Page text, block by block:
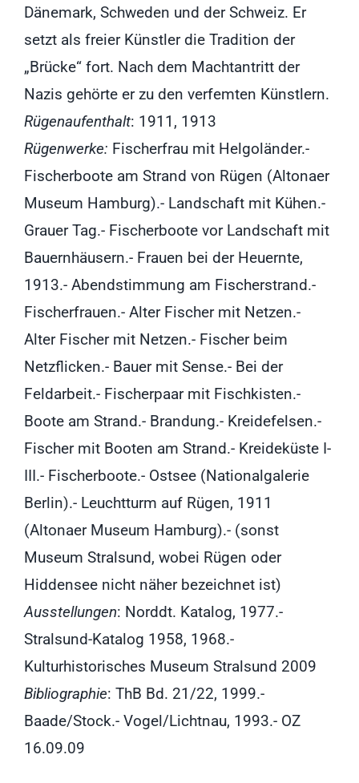
Dänemark, Schweden und der Schweiz. Er
setzt als freier Künstler die Tradition der
„Brücke“ fort. Nach dem Machtantritt der
Nazis gehörte er zu den verfemten Künstlern.
Rügenaufenthalt: 1911, 1913
Rügenwerke: Fischerfrau mit Helgoländer.-
Fischerboote am Strand von Rügen (Altonaer
Museum Hamburg).- Landschaft mit Kühen.-
Grauer Tag.- Fischerboote vor Landschaft mit
Bauernhäusern.- Frauen bei der Heuernte,
1913.- Abendstimmung am Fischerstrand.-
Fischerfrauen.- Alter Fischer mit Netzen.-
Alter Fischer mit Netzen.- Fischer beim
Netzflicken.- Bauer mit Sense.- Bei der
Feldarbeit.- Fischerpaar mit Fischkisten.-
Boote am Strand.- Brandung.- Kreidefelsen.-
Fischer mit Booten am Strand.- Kreideküste I-
III.- Fischerboote.- Ostsee (Nationalgalerie
Berlin).- Leuchtturm auf Rügen, 1911
(Altonaer Museum Hamburg).- (sonst
Museum Stralsund, wobei Rügen oder
Hiddensee nicht näher bezeichnet ist)
Ausstellungen: Norddt. Katalog, 1977.-
Stralsund-Katalog 1958, 1968.-
Kulturhistorisches Museum Stralsund 2009
Bibliographie: ThB Bd. 21/22, 1999.-
Baade/Stock.- Vogel/Lichtnau, 1993.- OZ
16.09.09